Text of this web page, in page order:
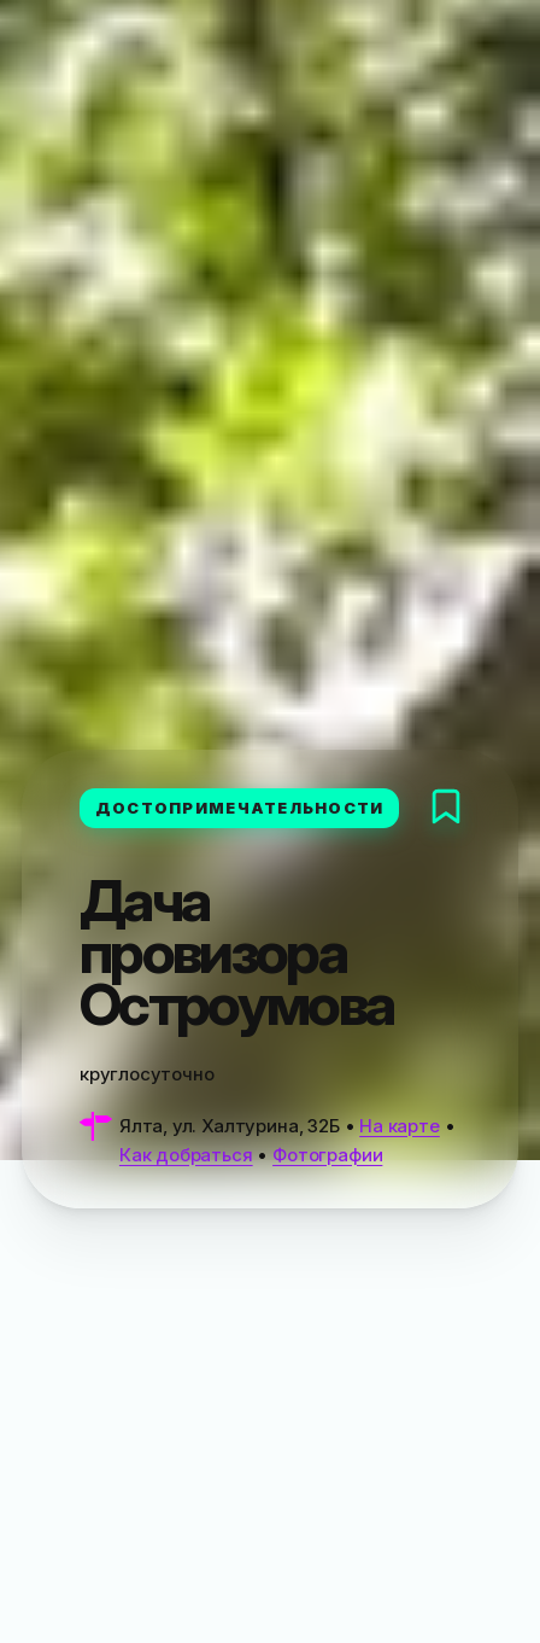
ДОСТОПРИМЕЧАТЕЛЬНОСТИ
Дача
провизора
Остроумова
круглосуточно
Ялта, ул. Халтурина, 32Б• На карте•
Как добраться•Фотографии